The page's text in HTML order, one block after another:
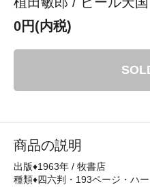
0円(内税)
商品の説明
出版♦1963年 / 牧書店
種類♦四六判・193ページ・ハ